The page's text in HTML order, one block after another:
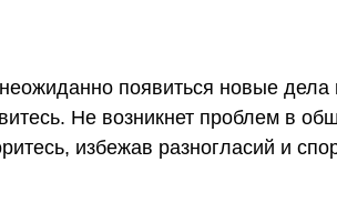
появиться новые дела
Не возникнет проблем в
избежав разногласий и